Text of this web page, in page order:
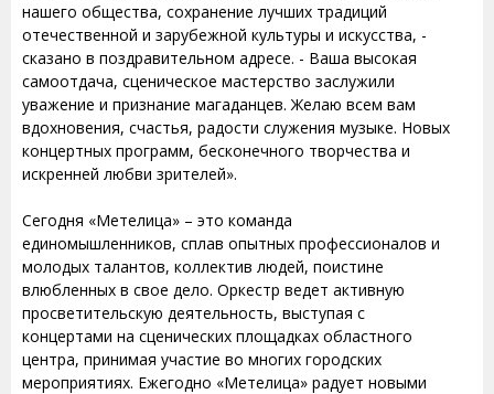
нашего общества, сохранение лучших традиций
отечественной и зарубежной культуры и искусства, -
сказано в поздравительном адресе. - Ваша высокая
самоотдача, сценическое мастерство заслужили
уважение и признание магаданцев. Желаю всем вам
вдохновения, счастья, радости служения музыке. Новых
концертных программ, бесконечного творчества и
искренней любви зрителей».
Сегодня «Метелица» – это команда
единомышленников, сплав опытных профессионалов и
молодых талантов, коллектив людей, поистине
влюбленных в свое дело. Оркестр ведет активную
просветительскую деятельность, выступая с
концертами на сценических площадках областного
центра, принимая участие во многих городских
мероприятиях. Ежегодно «Метелица» радует новыми